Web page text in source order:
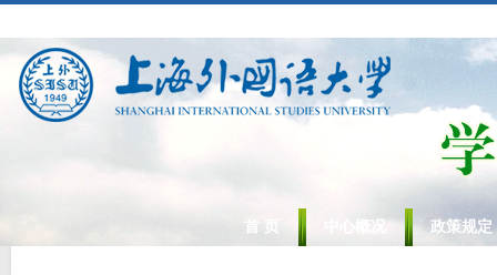
首 页 政策规定